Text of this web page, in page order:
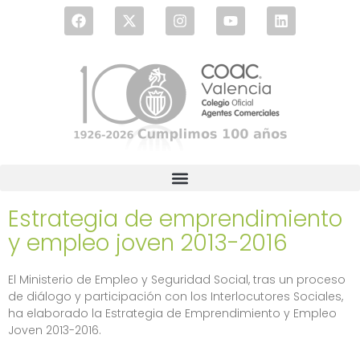
Estrategia de emprendimiento
y empleo joven 2013-2016
El Ministerio de Empleo y Seguridad Social, tras un proceso
de diálogo y participación con los Interlocutores Sociales,
ha elaborado la Estrategia de Emprendimiento y Empleo
Joven 2013-2016.